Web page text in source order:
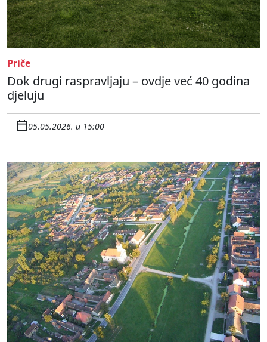
Priče
Dok drugi raspravljaju – ovdje već 40 godina
djeluju
05.05.2026. u 15:00